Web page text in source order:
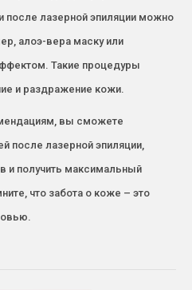
после лазерной эпиляции можно
алоэ-вера маску или
Такие процедуры
и раздражение кожи.
вы сможете
после лазерной эпиляции,
и получить максимальный
что забота о коже – это